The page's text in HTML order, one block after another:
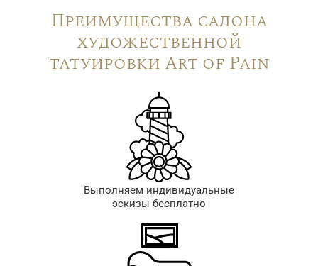
Преимущества салона
художественной
татуировки Art of Pain
Выполняем индивидуальные
эскизы бесплатно